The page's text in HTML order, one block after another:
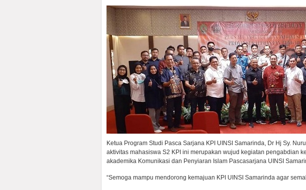
Ketua Program Studi Pasca Sarjana KPI UINSI Samarinda, Dr Hj Sy.
aktivitas mahasiswa S2 KPI ini merupakan wujud kegiatan pengabdian
akademika Komunikasi dan Penyiaran Islam Pascasarjana UINSI
“Semoga mampu mendorong kemajuan KPI UINSI Samarinda agar